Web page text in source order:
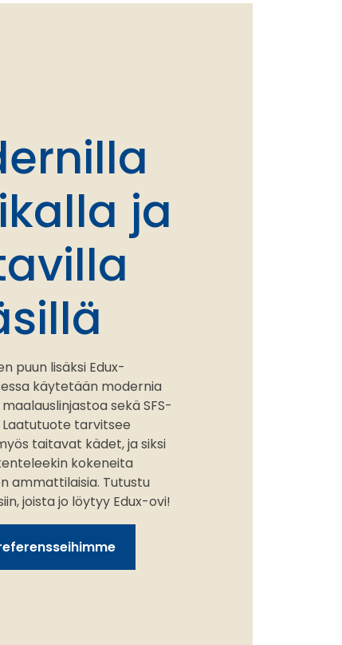
ja
puun lisäksi Edux-
käytetään modernia
sekä SFS-
tarvitsee
taitavat kädet, ja siksi
kokeneita
ammattilaisia. Tutustu
joista jo löytyy Edux-ovi!